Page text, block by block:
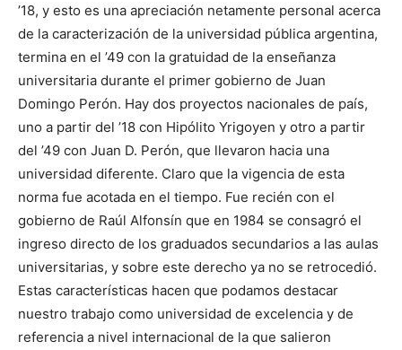
’18, y esto es una apreciación netamente personal acerca
de la caracterización de la universidad pública argentina,
termina en el ’49 con la gratuidad de la enseñanza
universitaria durante el primer gobierno de Juan
Domingo Perón. Hay dos proyectos nacionales de país,
uno a partir del ’18 con Hipólito Yrigoyen y otro a partir
del ’49 con Juan D. Perón, que llevaron hacia una
universidad diferente. Claro que la vigencia de esta
norma fue acotada en el tiempo. Fue recién con el
gobierno de Raúl Alfonsín que en 1984 se consagró el
ingreso directo de los graduados secundarios a las aulas
universitarias, y sobre este derecho ya no se retrocedió.
Estas características hacen que podamos destacar
nuestro trabajo como universidad de excelencia y de
referencia a nivel internacional de la que salieron